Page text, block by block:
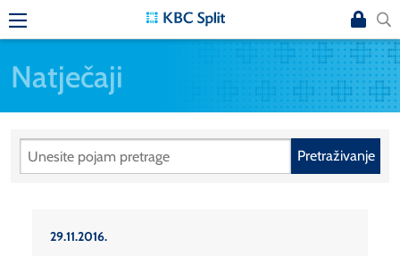
Natječaji
Pretraživanje
29.11.2016.